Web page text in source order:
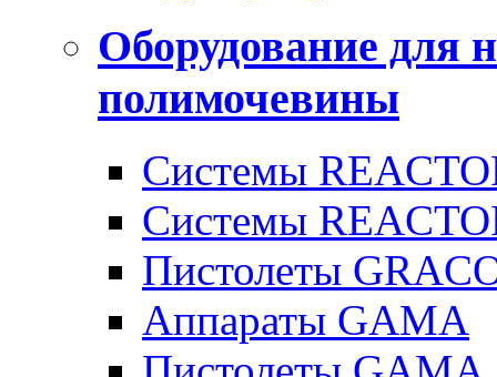
Оборудование
полимочевины
Системы
Системы
Пистолеты
Аппараты GAMA